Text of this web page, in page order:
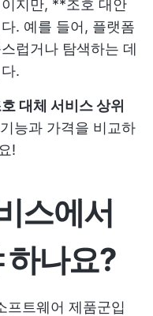
지만, **조호 대안
. 예를 들어, 플랫폼
럽거나 탐색하는 데
.
대체 서비스 상위
능과 가격을 비교하
!
스에서
하나요?
프트웨어 제품군입